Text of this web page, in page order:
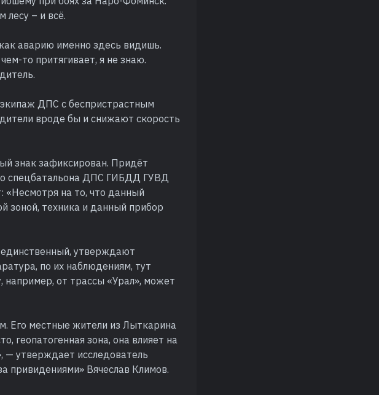
лесу – и всё.
аварию именно здесь видишь.
то притягивает, я не знаю.
ДПС с беспристрастным
вроде бы и снижают скорость
знак зафиксирован. Придёт
спецбатальона ДПС ГИБДД ГУВД
«Несмотря на то, что данный
зоной, техника и данный прибор
единственный, утверждают
по их наблюдениям, тут
например, от трассы «Урал», может
Его местные жители из Лыткарина
геопатогенная зона, она влияет на
— утверждает исследователь
привидениями» Вячеслав Климов.